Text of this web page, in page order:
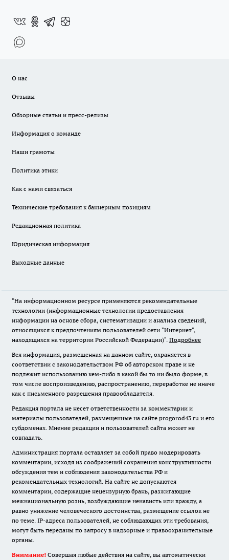
О нас
Отзывы
Обзорные статьи и пресс-релизы
Информация о команде
Наши грамоты
Политика этики
Как с нами связаться
Технические требования к баннерным позициям
Редакционная политика
Юридическая информация
Выходные данные
"На информационном ресурсе применяются рекомендательные
технологии (информационные технологии предоставления
информации на основе сбора, систематизации и анализа сведений,
относящихся к предпочтениям пользователей сети "Интернет",
находящихся на территории Российской Федерации)". Подробнее
Вся информация, размещенная на данном сайте, охраняется в
соответствии с законодательством РФ об авторском праве и не
подлежит использованию кем-либо в какой бы то ни было форме, в
том числе воспроизведению, распространению, переработке не иначе
как с письменного разрешения правообладателя.
Редакция портала не несет ответственности за комментарии и
материалы пользователей, размещенные на сайте progorod43.ru и его
субдоменах. Мнение редакции и пользователей сайта может не
совпадать.
Администрация портала оставляет за собой право модерировать
комментарии, исходя из соображений сохранения конструктивности
обсуждения тем и соблюдения законодательства РФ и
рекомендательных технологий. На сайте не допускаются
комментарии, содержащие нецензурную брань, разжигающие
межнациональную рознь, возбуждающие ненависть или вражду, а
равно унижение человеческого достоинства, размещение ссылок не
по теме. IP-адреса пользователей, не соблюдающих эти требования,
могут быть переданы по запросу в надзорные и правоохранительные
органы.
Внимание! Совершая любые действия на сайте, вы автоматически